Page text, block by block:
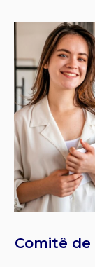
Comitê de